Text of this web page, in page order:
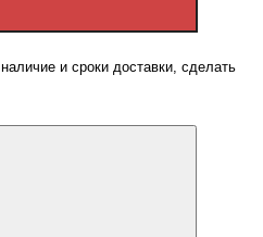
и сроки доставки, сделать